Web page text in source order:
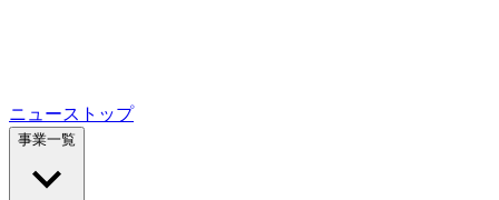
ニューストップ
事業一覧